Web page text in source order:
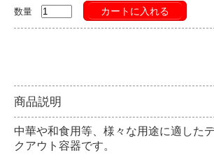
数量 カートに入れる
商品説明
中華や和食用等、様々な用途に適した
クアウト容器です。